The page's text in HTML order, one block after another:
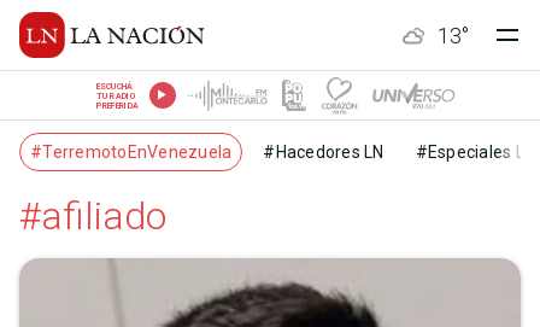
13°
ESCUCHÁ
TU RADIO
PREFERIDA
#TerremotoEnVenezuela #Hacedores LN #Especiales LN
#afiliado